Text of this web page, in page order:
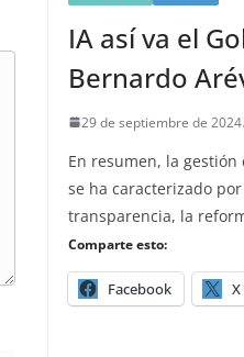
IA así va el
Bernardo
29 de septiembre de 2024
En resumen, la
se ha caracterizado
transparencia, la
Comparte esto:
Facebook X